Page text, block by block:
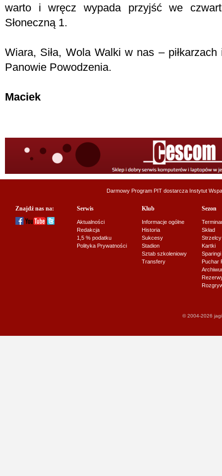
warto i wręcz wypada przyjść we
Słoneczną 1.
Wiara, Siła, Wola Walki w nas –
Panowie Powodzenia.
Maciek
Darmowy Program PIT dostarcza Instytut
Znajdź nas na: Serwis
Aktualności
Redakcja
1,5 % podatku
Polityka Prywatności
Klub
Informacje ogólne
Historia
Sukcesy
Stadion
Sztab szkoleniowy
Transfery
Sezon
Skład
Strzelcy
Kartki
Sparingi
Puchar
© 2004-2026